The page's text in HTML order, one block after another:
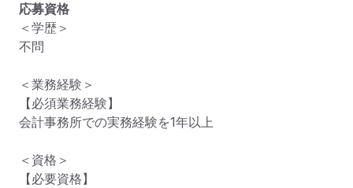
応募資格
＜学歴＞
不問
＜業務経験＞
【必須業務経験】
会計事務所での実務経験を1年以上
＜資格＞
【必要資格】